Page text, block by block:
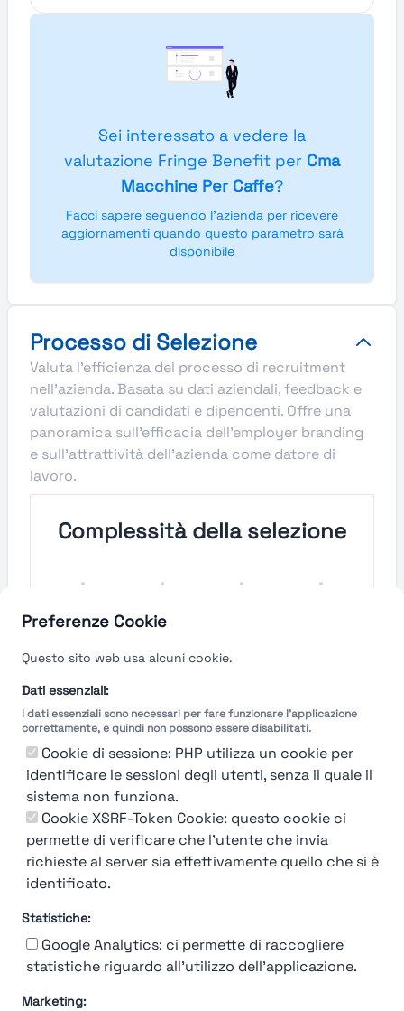
Preferenze Cookie
Questo sito web usa alcuni cookie.
Dati essenziali:
I dati essenziali sono necessari per fare funzionare l'applicazione
correttamente, e quindi non possono essere disabilitati.
Cookie di sessione: PHP utilizza un cookie per
identificare le sessioni degli utenti, senza il quale il
sistema non funziona.
Cookie XSRF-Token Cookie: questo cookie ci
permette di verificare che l'utente che invia
richieste al server sia effettivamente quello che si è
identificato.
Statistiche:
Google Analytics: ci permette di raccogliere
statistiche riguardo all'utilizzo dell'applicazione.
Marketing:
Sei interessato a vedere la
valutazione Fringe Benefit per Cma
Macchine Per Caffe?
Facci sapere seguendo l'azienda per ricevere
aggiornamenti quando questo parametro sarà
disponibile
Processo di Selezione
Valuta l'efficienza del processo di recruitment
nell'azienda. Basata su dati aziendali, feedback e
valutazioni di candidati e dipendenti. Offre una
panoramica sull'efficacia dell'employer branding
e sull'attrattività dell'azienda come datore di
lavoro.
Complessità della selezione
Velocità del processo di
Molto
Breve Lungo
Molto
Misuriamo l'efficienza e la velocità del processo
di selezione del personale attraverso dati
aziendali, feedback dei candidati e valutazioni